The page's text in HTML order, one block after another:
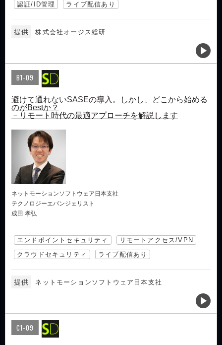
認証/ID管理 ライブ配信あり
提供 株式会社オージス総研
B1-09
避けて通れないSASEの導入。しかし、どこから始める
のがBestか？
－リモート時代の最適アプローチを解説します
ネットモーションソフトウェア日本支社
テクノロジーエバンジェリスト
成田 孝弘
エンドポイントセキュリティ
リモートアクセス/VPN
クラウドセキュリティ
ライブ配信あり
提供 ネットモーションソフトウェア日本支社
C1-09